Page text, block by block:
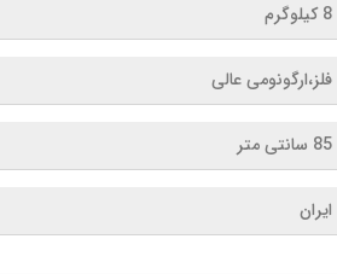
8 کیلوگرم
فلز،ارگونومی عالی
85 سانتی متر
ایران